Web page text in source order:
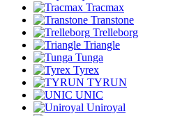
Tracmax
Transtone
Trelleborg
Triangle
Tunga
Tyrex
TYRUN
UNIC
Uniroyal